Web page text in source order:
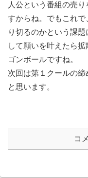
人公という番組の売
すからね。でもこれ
り切るのかという課
して願いを叶えたら
ゴンボールですね。
次回は第１クールの
と思います。
コ